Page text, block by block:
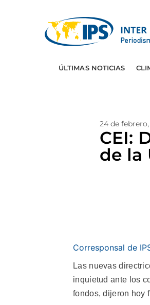
ÚLTIMAS NOTICIAS
24 de febrero,
CEI:
de la
Corresponsal de
Las nuevas
inquietud ante los
fondos, dijeron hoy